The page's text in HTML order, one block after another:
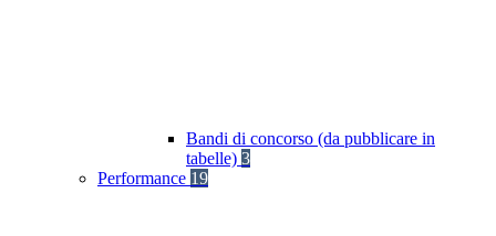
Bandi di concorso (da pubblicare in
tabelle) 3
Performance 19